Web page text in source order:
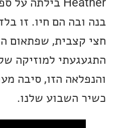
הם חיו. זו בלדת אינדי-
שפתאום הזכירה
למוזיקה של הזמרת
הזו, סיבה מעולה
השבוע שלנו.